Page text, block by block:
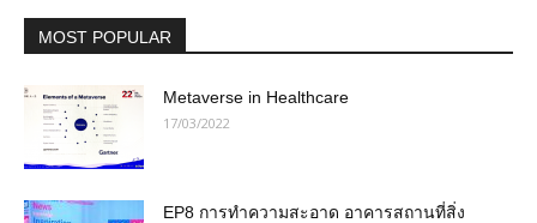
MOST POPULAR
Metaverse in Healthcare
17/03/2022
EP8 การทำความสะอาด อาคารสถานที่สิ่ง